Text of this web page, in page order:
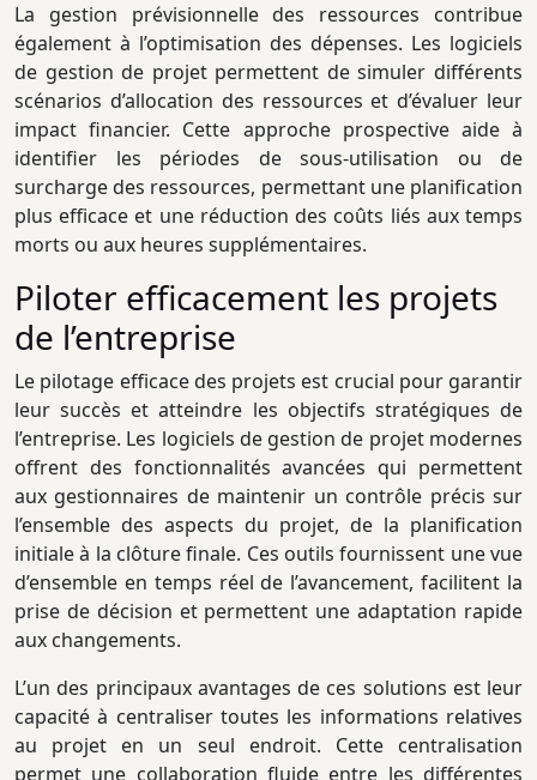
La gestion prévisionnelle des ressources contribue
également à l’optimisation des dépenses. Les logiciels
de gestion de projet permettent de simuler différents
scénarios d’allocation des ressources et d’évaluer leur
impact financier. Cette approche prospective aide à
identifier les périodes de sous-utilisation ou de
surcharge des ressources, permettant une planification
plus efficace et une réduction des coûts liés aux temps
morts ou aux heures supplémentaires.
Piloter efficacement les projets
de l’entreprise
Le pilotage efficace des projets est crucial pour garantir
leur succès et atteindre les objectifs stratégiques de
l’entreprise. Les logiciels de gestion de projet modernes
offrent des fonctionnalités avancées qui permettent
aux gestionnaires de maintenir un contrôle précis sur
l’ensemble des aspects du projet, de la planification
initiale à la clôture finale. Ces outils fournissent une vue
d’ensemble en temps réel de l’avancement, facilitent la
prise de décision et permettent une adaptation rapide
aux changements.
L’un des principaux avantages de ces solutions est leur
capacité à centraliser toutes les informations relatives
au projet en un seul endroit. Cette centralisation
permet une collaboration fluide entre les différentes